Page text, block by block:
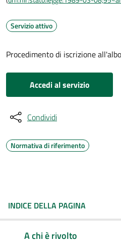
Servizio attivo
Procedimento di iscrizione
Accedi al servizio
Condividi
Normativa di riferimento
INDICE DELLA PAGINA
A chi è rivolto